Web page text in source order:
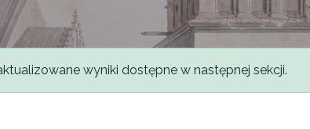
wyniki dostępne w następnej sekcji.